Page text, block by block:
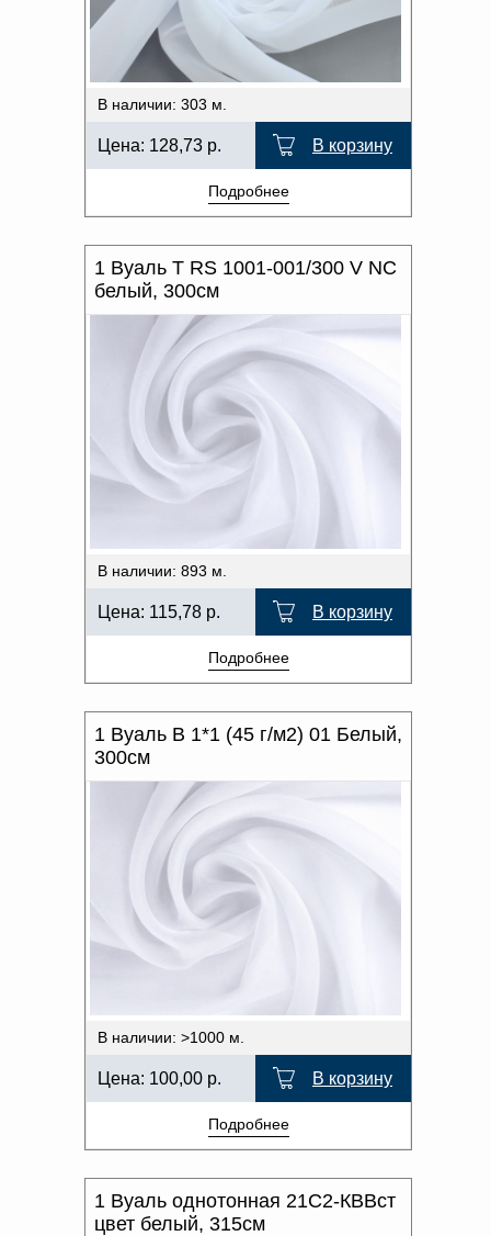
Доверенность на
получение груза
Документы по работе с
персональными данными
Вопросы и ответы
Новости | Статьи
ХАРАКТЕР РИСУНКА
ОТТЕНОК ЦВЕТА
УТЯЖЕЛИТЕЛЯ
В наличии: 303 м.
Цена: 128,73 р. В корзину
Подробнее
1 Вуаль T RS 1001-001/300 V NC
белый, 300см
В наличии: 893 м.
Цена: 115,78 р. В корзину
Подробнее
1 Вуаль В 1*1 (45 г/м2) 01 Белый,
300см
В наличии: >1000 м.
Цена: 100,00 р. В корзину
Подробнее
1 Вуаль однотонная 21С2-КВВст
цвет белый, 315см
Добавить
в